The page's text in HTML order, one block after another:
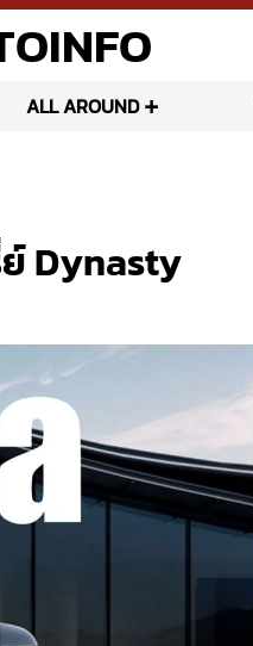
ALL AROUND
Dynasty